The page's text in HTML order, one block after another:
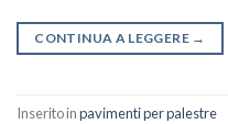
CONTINUA A LEGGERE →
Inserito inpavimenti per palestre